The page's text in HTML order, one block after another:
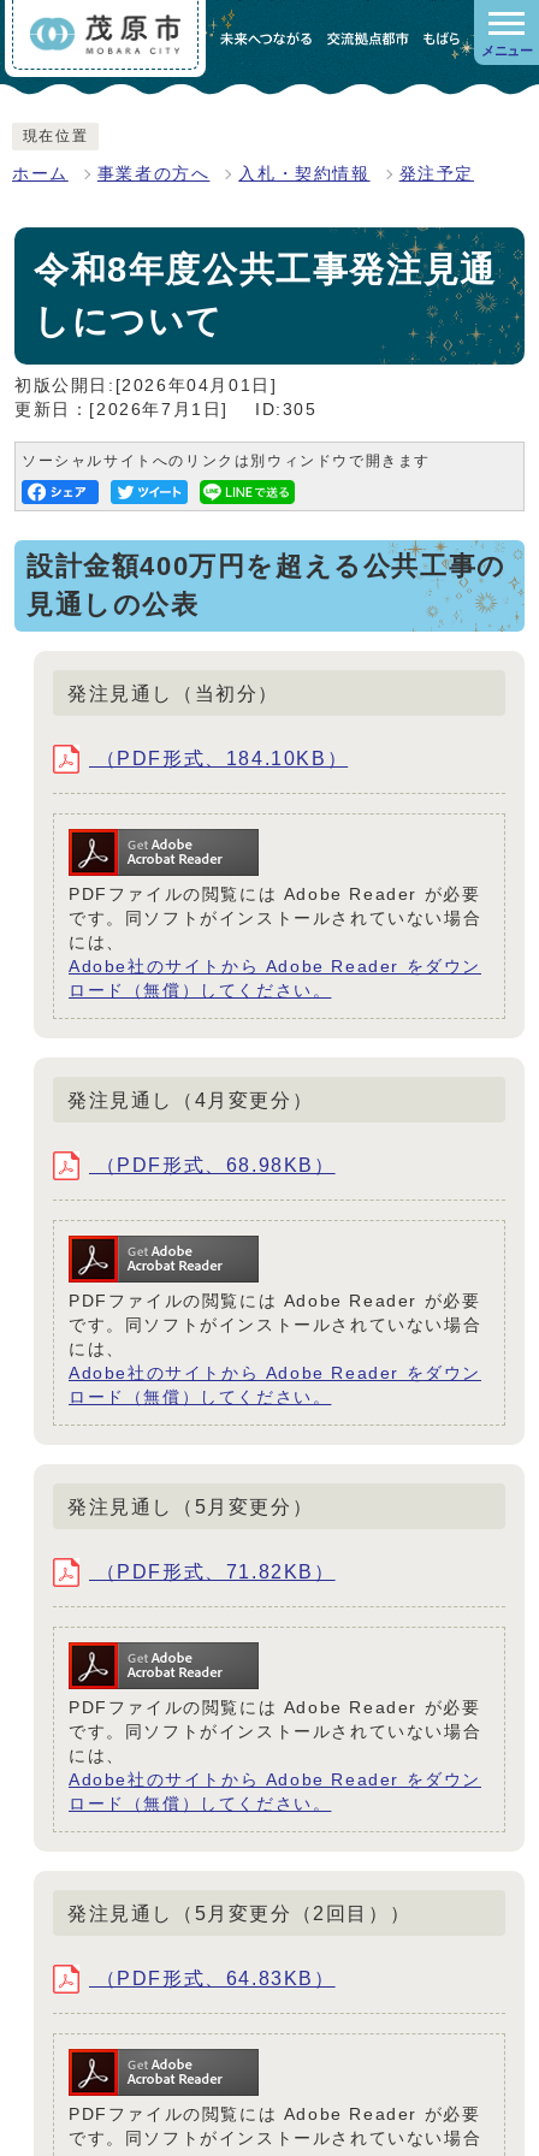
メニュー
現在位置
ホーム 事業者の方へ 入札・契約情報 発注予定
令和8年度公共工事発注見通
しについて
初版公開日:[2026年04月01日]
更新日：[2026年7月1日]
ID:305
ソーシャルサイトへのリンクは別ウィンドウで開きます
設計金額400万円を超える公共工事の
見通しの公表
発注見通し（当初分）
（PDF形式、184.10KB）
PDFファイルの閲覧には Adobe Reader が必要
です。同ソフトがインストールされていない場合
には、
Adobe社のサイトから Adobe Reader をダウン
ロード（無償）してください。
発注見通し（4月変更分）
（PDF形式、68.98KB）
PDFファイルの閲覧には Adobe Reader が必要
です。同ソフトがインストールされていない場合
には、
Adobe社のサイトから Adobe Reader をダウン
ロード（無償）してください。
発注見通し（5月変更分）
（PDF形式、71.82KB）
PDFファイルの閲覧には Adobe Reader が必要
です。同ソフトがインストールされていない場合
には、
Adobe社のサイトから Adobe Reader をダウン
ロード（無償）してください。
発注見通し（5月変更分（2回目））
（PDF形式、64.83KB）
PDFファイルの閲覧には Adobe Reader が必要
です。同ソフトがインストールされていない場合